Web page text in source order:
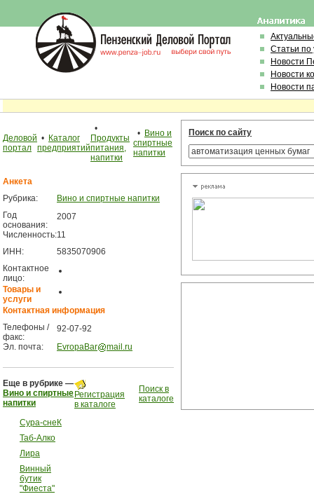
Статьи по
Новости
Новости
Новости
Деловой
портал
• Каталог
предприятий
•
Продукты
питания,
напитки
• Вино и
спиртные
напитки
Анкета
Рубрика:
Вино и спиртные напитки
Год
основания:
2007
Численность:11
ИНН:
5835070906
Контактное
лицо:
Товары и
услуги
Контактная информация
Телефоны /
факс:
92-07-92
Эл. почта:
EvropaBar mail.ru
Еще в рубрике —
Вино и спиртные
напитки
Сура-снеК
Таб-Алко
Лира
Винный
бутик
"Фиеста"
Регистрация
в каталоге
Поиск в
каталоге
Поиск по сайту